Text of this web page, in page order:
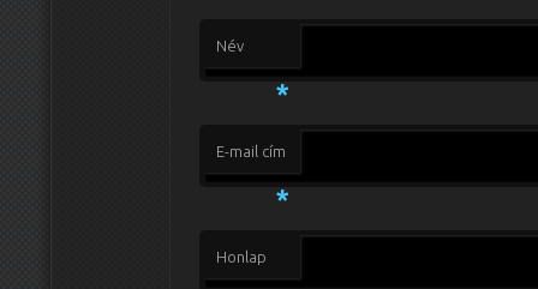
Név
*
E-mail cím
*
Honlap